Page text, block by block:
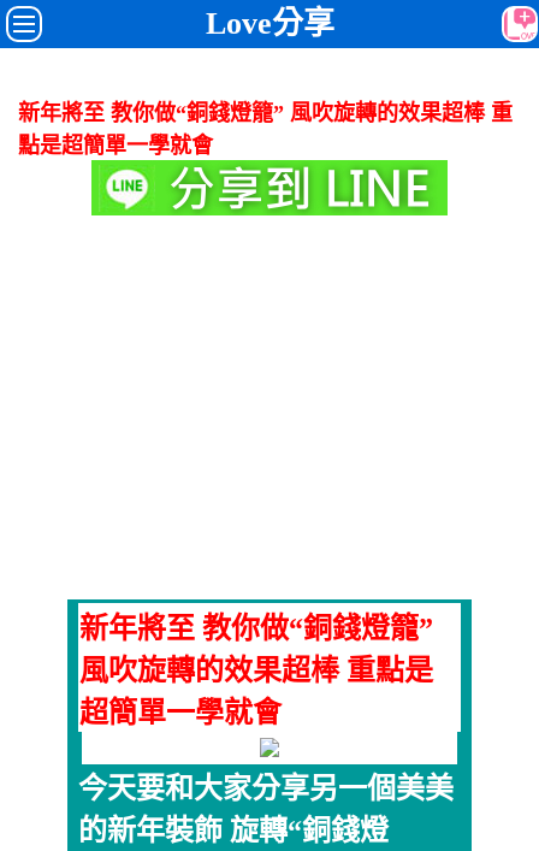
Love分享
新年將至 教你做“銅錢燈籠” 風吹旋轉的效果超棒 重
點是超簡單一學就會
新年將至 教你做“銅錢燈籠”
風吹旋轉的效果超棒 重點是
超簡單一學就會
今天要和大家分享另一個美美
的新年裝飾 旋轉“銅錢燈